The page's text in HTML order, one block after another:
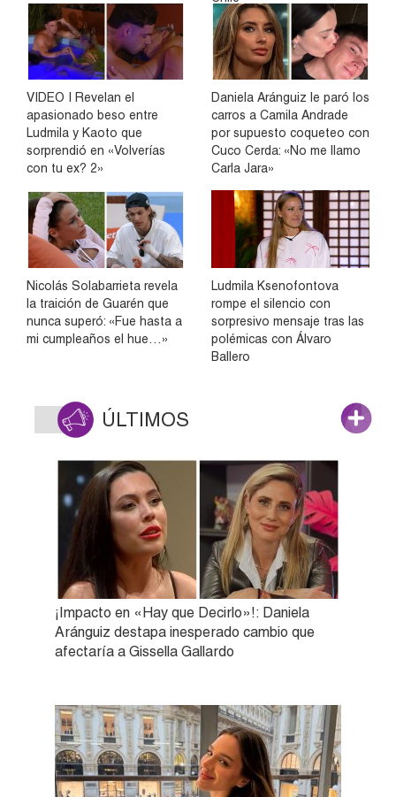
VIDEO | Revelan el
apasionado beso entre
Ludmila y Kaoto que
sorprendió en «Volverías
con tu ex? 2»
Daniela Aránguiz le paró los
carros a Camila Andrade
por supuesto coqueteo con
Cuco Cerda: «No me llamo
Carla Jara»
Nicolás Solabarrieta revela
la traición de Guarén que
nunca superó: «Fue hasta a
mi cumpleaños el hue…»
Ludmila Ksenofontova
rompe el silencio con
sorpresivo mensaje tras las
polémicas con Álvaro
Ballero
ÚLTIMOS
¡Impacto en «Hay que Decirlo»!: Daniela
Aránguiz destapa inesperado cambio que
afectaría a Gissella Gallardo